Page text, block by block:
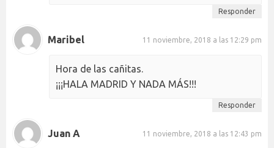
Responder
Maribel 11 noviembre, 2018 a las 12:29 pm
Hora de las cañitas.
¡¡¡HALA MADRID Y NADA MÁS!!!
Responder
Juan A 11 noviembre, 2018 a las 12:43 pm